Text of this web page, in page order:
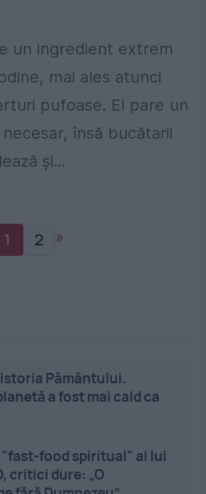
un ingredient extrem
mai ales atunci
pufoase. El pare un
însă bucătarii
și...
1 2 »
Pământului.
a fost mai cald ca
food spiritual" al lui
critici dure: „O